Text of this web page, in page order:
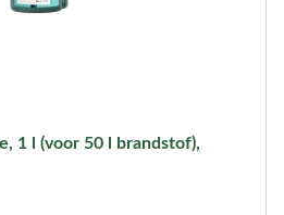
1 l (voor 50 l brandstof),